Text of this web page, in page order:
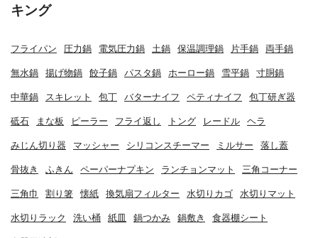
キング
フライパン 圧力鍋 電気圧力鍋 土鍋 保温調理鍋 片手鍋 両手鍋
無水鍋 揚げ物鍋 餃子鍋 パスタ鍋 ホーロー鍋 雪平鍋 寸胴鍋
中華鍋 スキレット 包丁 バターナイフ ペティナイフ 包丁研ぎ器
砥石 まな板 ピーラー フライ返し トング レードル ヘラ
みじん切り器 マッシャー シリコンスチーマー ミルサー 落し蓋
骨抜き ふきん ペーパーナプキン ランチョンマット 三角コーナー
三角巾 割り箸 懐紙 換気扇フィルター 水切りカゴ 水切りマット
水切りラック 洗い桶 紙皿 鍋つかみ 鍋敷き 食器棚シート